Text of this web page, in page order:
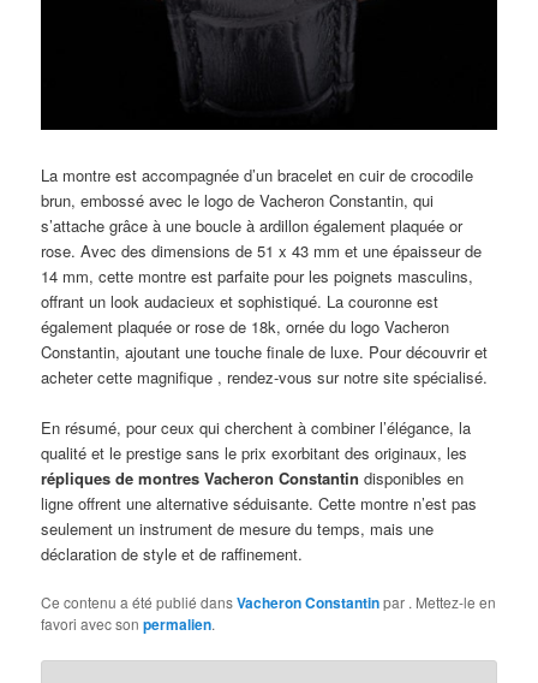
La montre est accompagnée d’un bracelet en cuir de crocodile
brun, embossé avec le logo de Vacheron Constantin, qui
s’attache grâce à une boucle à ardillon également plaquée or
rose. Avec des dimensions de 51 x 43 mm et une épaisseur de
14 mm, cette montre est parfaite pour les poignets masculins,
offrant un look audacieux et sophistiqué. La couronne est
également plaquée or rose de 18k, ornée du logo Vacheron
Constantin, ajoutant une touche finale de luxe. Pour découvrir et
acheter cette magnifique , rendez-vous sur notre site spécialisé.
En résumé, pour ceux qui cherchent à combiner l’élégance, la
qualité et le prestige sans le prix exorbitant des originaux, les
répliques de montres Vacheron Constantin disponibles en
ligne offrent une alternative séduisante. Cette montre n’est pas
seulement un instrument de mesure du temps, mais une
déclaration de style et de raffinement.
Ce contenu a été publié dansVacheron Constantinpar . Mettez-le en
favori avec sonpermalien.